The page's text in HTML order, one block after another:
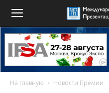
На главную Новости Премии